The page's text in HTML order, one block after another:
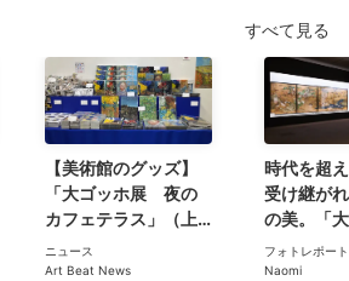
すべて見る
【美術館のグッズ】
「大ゴッホ展 夜の
カフェテラス」（上
野の森美術館）で見
つけた、編集部おす
ニュース
Art Beat News
時代を超
受け継が
の美。「
日本美術
ン 百花繚乱〜海を越
フォトレポート
Naomi